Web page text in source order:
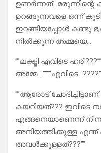
ഉണർന്നത്…മരുന്നിന്റെ
ഉറങ്ങുന്നവളെ ഒന്ന്
ഇറങ്ങിയപ്പോൾ കണ്ടു
നിൽക്കുന്ന അമ്മയെ…
“”ലക്ഷ്മി എവിടെ
“”ആരോട്
കയറിയത്??? ഇവിടെ
എങ്ങനെയാണെന്ന്
അനിയത്തിക്കുള്ള
അവൾക്കുള്ളത്???””